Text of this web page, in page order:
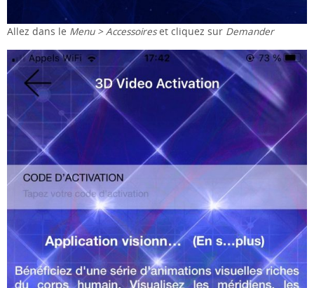
Allez dans le Menu > Accessoireset cliquez sur Demander